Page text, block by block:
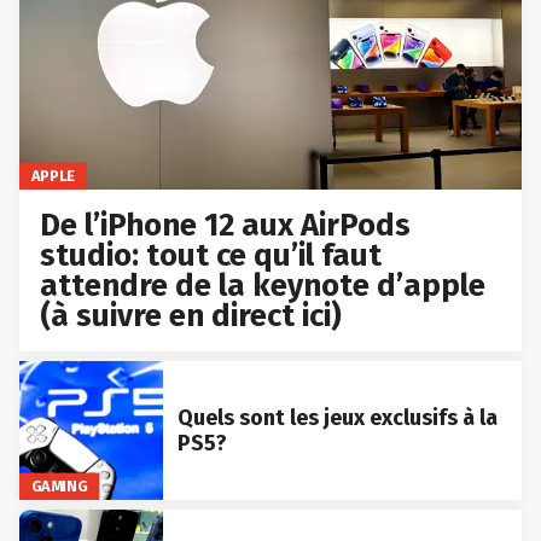
APPLE
De l’iPhone 12 aux AirPods
studio: tout ce qu’il faut
attendre de la keynote d’apple
(à suivre en direct ici)
GAMING
Quels sont les jeux exclusifs à la
PS5?